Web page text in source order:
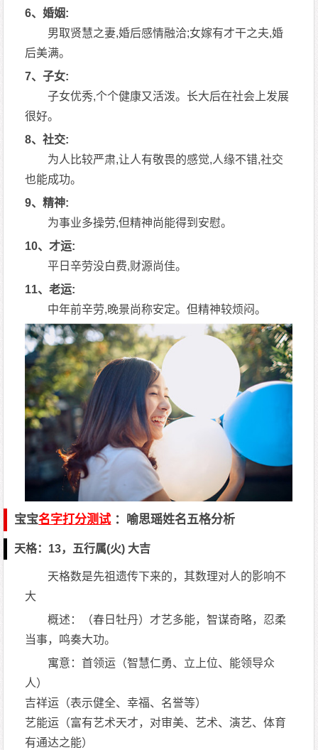
6、婚姻:
男取贤慧之妻,婚后感情融洽;女嫁有才干之夫,婚
后美满。
7、子女:
子女优秀,个个健康又活泼。长大后在社会上发展
很好。
8、社交:
为人比较严肃,让人有敬畏的感觉,人缘不错,社交
也能成功。
9、精神:
为事业多操劳,但精神尚能得到安慰。
10、才运:
平日辛劳没白费,财源尚佳。
11、老运:
中年前辛劳,晚景尚称安定。但精神较烦闷。
宝宝名字打分测试 ：喻思瑶姓名五格分析
天格：13，五行属(火) 大吉
天格数是先祖遗传下来的，其数理对人的影响不
大
概述：（春日牡丹）才艺多能，智谋奇略，忍柔
当事，鸣奏大功。
寓意：首领运（智慧仁勇、立上位、能领导众
人）
吉祥运（表示健全、幸福、名誉等）
艺能运（富有艺术天才，对审美、艺术、演艺、体育
有通达之能）